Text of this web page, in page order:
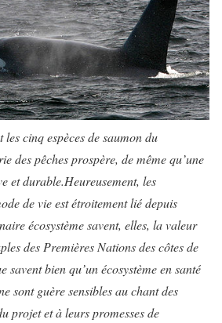
cinq espèces de saumon du
des pêches prospère, de même qu’une
et durable.Heureusement, les
de vie est étroitement lié depuis
écosystème savent, elles, la valeur
des Premières Nations des côtes de
bien qu’un écosystème en santé
sont guère sensibles au chant des
projet et à leurs promesses de